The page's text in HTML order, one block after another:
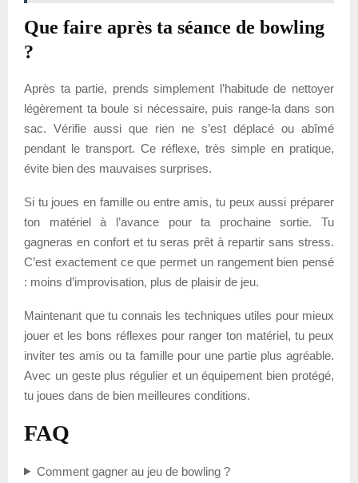
Que faire après ta séance de bowling
?
Après ta partie, prends simplement l’habitude de nettoyer
légèrement ta boule si nécessaire, puis range-la dans son
sac. Vérifie aussi que rien ne s’est déplacé ou abîmé
pendant le transport. Ce réflexe, très simple en pratique,
évite bien des mauvaises surprises.
Si tu joues en famille ou entre amis, tu peux aussi préparer
ton matériel à l’avance pour ta prochaine sortie. Tu
gagneras en confort et tu seras prêt à repartir sans stress.
C’est exactement ce que permet un rangement bien pensé
: moins d’improvisation, plus de plaisir de jeu.
Maintenant que tu connais les techniques utiles pour mieux
jouer et les bons réflexes pour ranger ton matériel, tu peux
inviter tes amis ou ta famille pour une partie plus agréable.
Avec un geste plus régulier et un équipement bien protégé,
tu joues dans de bien meilleures conditions.
FAQ
Comment gagner au jeu de bowling ?